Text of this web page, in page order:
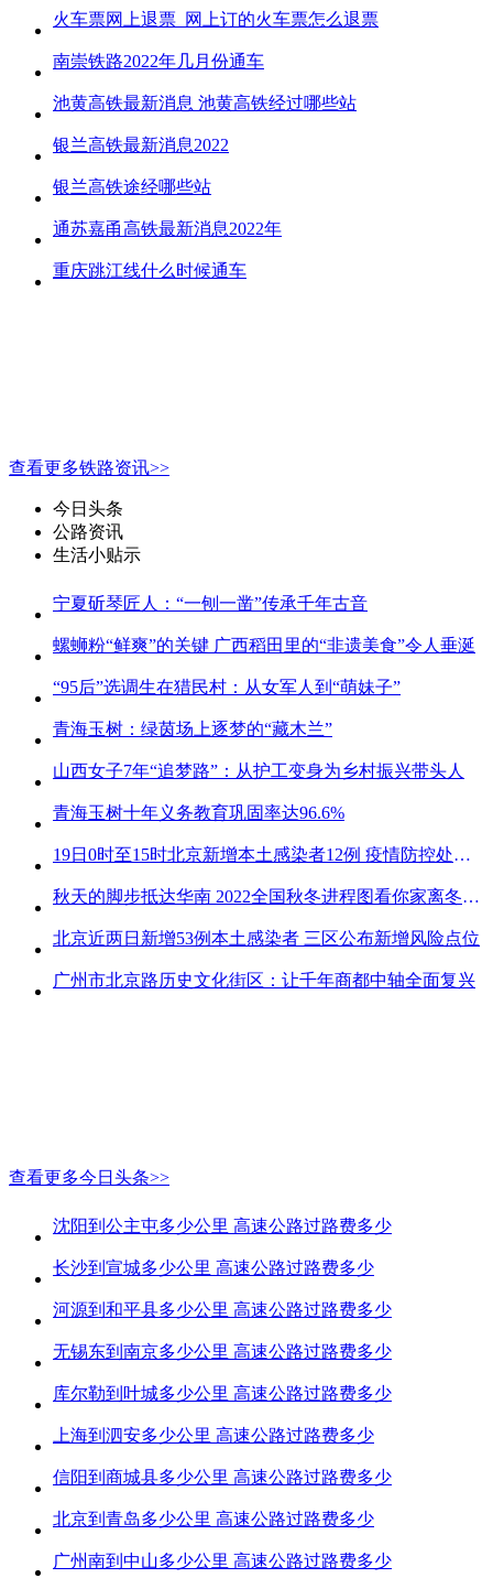
火车票网上退票_网上订的火车票怎么退票
南崇铁路2022年几月份通车
池黄高铁最新消息 池黄高铁经过哪些站
银兰高铁最新消息2022
银兰高铁途经哪些站
通苏嘉甬高铁最新消息2022年
重庆跳江线什么时候通车
查看更多铁路资讯>>
今日头条
公路资讯
生活小贴示
宁夏斫琴匠人：“一刨一凿”传承千年古音
螺蛳粉“鲜爽”的关键 广西稻田里的“非遗美食”令人垂涎
“95后”选调生在猎民村：从女军人到“萌妹子”
青海玉树：绿茵场上逐梦的“藏木兰”
山西女子7年“追梦路”：从护工变身为乡村振兴带头人
青海玉树十年义务教育巩固率达96.6%
19日0时至15时北京新增本土感染者12例 疫情防控处关键时刻
秋天的脚步抵达华南 2022全国秋冬进程图看你家离冬天有多远
北京近两日新增53例本土感染者 三区公布新增风险点位
广州市北京路历史文化街区：让千年商都中轴全面复兴
查看更多今日头条>>
沈阳到公主屯多少公里 高速公路过路费多少
长沙到宣城多少公里 高速公路过路费多少
河源到和平县多少公里 高速公路过路费多少
无锡东到南京多少公里 高速公路过路费多少
库尔勒到叶城多少公里 高速公路过路费多少
上海到泗安多少公里 高速公路过路费多少
信阳到商城县多少公里 高速公路过路费多少
北京到青岛多少公里 高速公路过路费多少
广州南到中山多少公里 高速公路过路费多少